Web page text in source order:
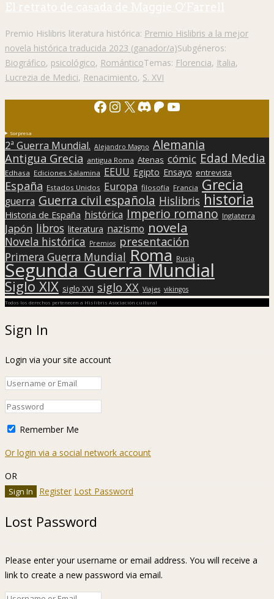
El retrato de casada de Maggie O’Farrell
Premio Hislibris literatura histórica: Premio Hislibris a la mejor
novela histórica traducida 2023 (ganador/a)Subgéneros:
Biográfico, psicológico, RománticoTemas: Florencia, Italia,
Lucrezia de Medici, Renacimiento, S. XVI
Facebook
Instagram
X Discord
Patreon
YouTube
Sorpresa
2ª Guerra Mundial. Alejandro Magno Alemania
Antigua Grecia antigua Roma Atenas cómic Edad Media
Edhasa Ediciones Salamina EEUU Egipto Ensayo entrevista
España Estados Unidos Europa filosofía Francia Grecia
guerra Guerra civil española Hislibris historia
Historia de España histórica Imperio romano Inglaterra
Japón libros literatura nazismo novela
Novela histórica Premios presentación
Primera Guerra Mundial Roma Rusia
Segunda Guerra Mundial
Siglo XIX siglo XVI siglo XX Viajes vikingos
Todos los derechos pertenecen a Hislibris Asociación cultural
Sign In
Login via your site account
Remember Me
Or login via a social network account
OR
Register Lost Password
Lost Password
Please enter your username or email address. You will receive a
link to create a new password via email.